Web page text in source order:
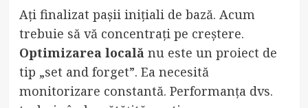
Ați finalizat pașii inițiali de bază. Acum
trebuie să vă concentrați pe creștere.
Optimizarea localănu este un proiect de
tip „set and forget”. Ea necesită
monitorizare constantă. Performanța dvs.